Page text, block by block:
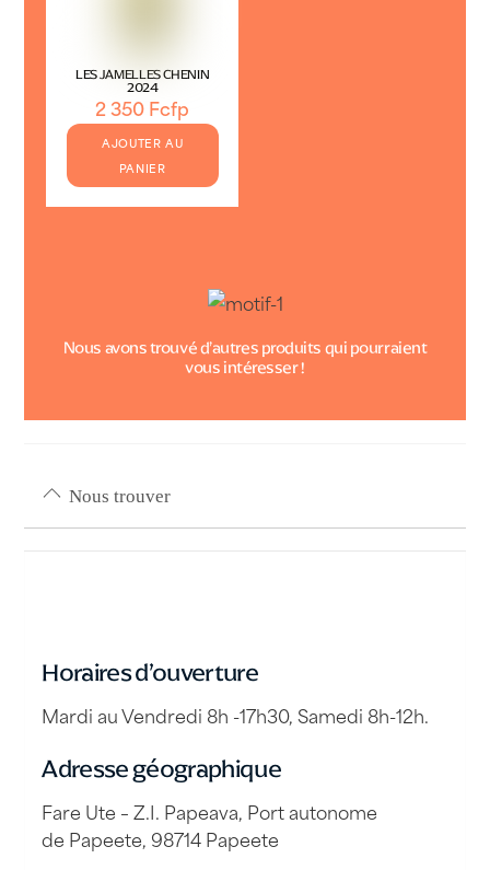
LES JAMELLES CHENIN
2024
2 350Fcfp
AJOUTER AU
PANIER
Nous avons trouvé d’autres produits qui pourraient
vous intéresser !
Nous trouver
Horaires d’ouverture
Mardi au Vendredi 8h -17h30, Samedi 8h-12h.
Adresse géographique
Fare Ute – Z.I. Papeava, Port autonome
de Papeete, 98714 Papeete